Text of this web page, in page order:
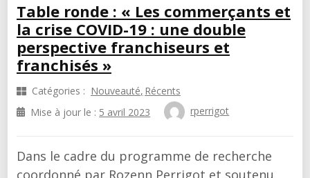
Table ronde : « Les commerçants et
la crise COVID-19 : une double
perspective franchiseurs et
franchisés »
Catégories : Nouveauté Récents
Mise à jour le : 5 avril 2023 rperrigot
Dans le cadre du programme de recherche
coordonné par Rozenn Perrigot et soutenu